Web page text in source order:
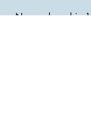
Na een brand in